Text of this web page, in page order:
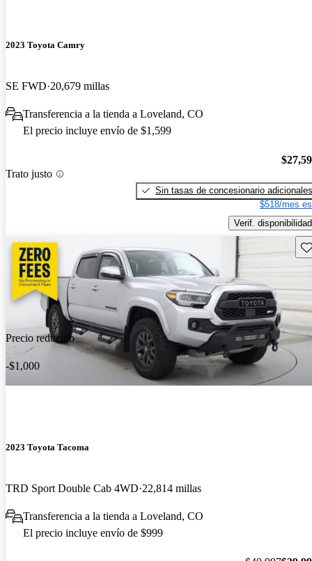
2023 Toyota Camry
SE FWD 20,679 millas
Transferencia a la tienda a Loveland, CO
El precio incluye envío de $1,599
Trato justo
Sin tasas de concesionario adicionales
$518/mes
Verif. disponibilidad
Precio reducido
-$1,000
2023 Toyota Tacoma
TRD Sport Double Cab 4WD 22,814 millas
Transferencia a la tienda a Loveland, CO
El precio incluye envío de $999